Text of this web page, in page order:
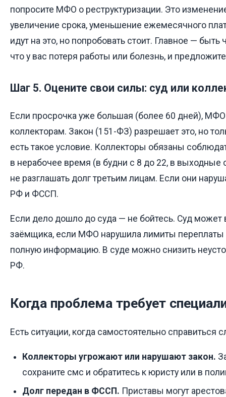
попросите МФО о реструктуризации. Это
увеличение срока, уменьшение ежемесячного
идут на это, но попробовать стоит. Главное —
что у вас потеря работы или болезнь, и
Шаг 5. Оцените свои силы: суд или
Если просрочка уже большая (более 60 дней),
коллекторам. Закон (151-ФЗ) разрешает это, но
есть такое условие. Коллекторы обязаны
в нерабочее время (в будни с 8 до 22, в выходные
не разглашать долг третьим лицам. Если они
РФ и ФССП.
Если дело дошло до суда — не бойтесь. Суд может
заёмщика, если МФО нарушила лимиты переплаты
полную информацию. В суде можно снизить
РФ.
Когда проблема требует
Есть ситуации, когда самостоятельно справиться
Коллекторы угрожают или нарушают закон.
сохраните смс и обратитесь к юристу или в
Долг передан в ФССП. Приставы могут